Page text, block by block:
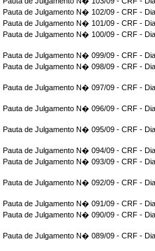
Pauta de Julgamento N� 102/09 - CRF -
Pauta de Julgamento N� 101/09 - CRF -
Pauta de Julgamento N� 100/09 - CRF -
Pauta de Julgamento N� 099/09 - CRF -
Pauta de Julgamento N� 098/09 - CRF -
Pauta de Julgamento N� 097/09 - CRF -
Pauta de Julgamento N� 096/09 - CRF -
Pauta de Julgamento N� 095/09 - CRF -
Pauta de Julgamento N� 094/09 - CRF -
Pauta de Julgamento N� 093/09 - CRF -
Pauta de Julgamento N� 092/09 - CRF -
Pauta de Julgamento N� 091/09 - CRF -
Pauta de Julgamento N� 090/09 - CRF -
Pauta de Julgamento N� 089/09 - CRF -